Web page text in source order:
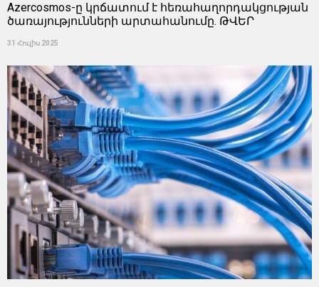
Azercosmos-ը կրճատում է հեռահաղորդակցության
ծառայությունների արտահանումը. ԹՎԵՐ
31 Հուլիս 2025